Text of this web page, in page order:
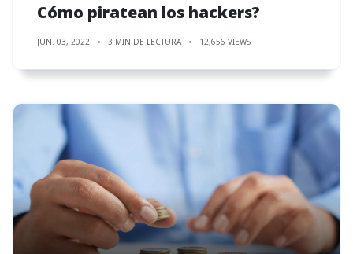
Cómo piratean los hackers?
JUN. 03, 2022 3 MIN DE LECTURA 12,656 VIEWS